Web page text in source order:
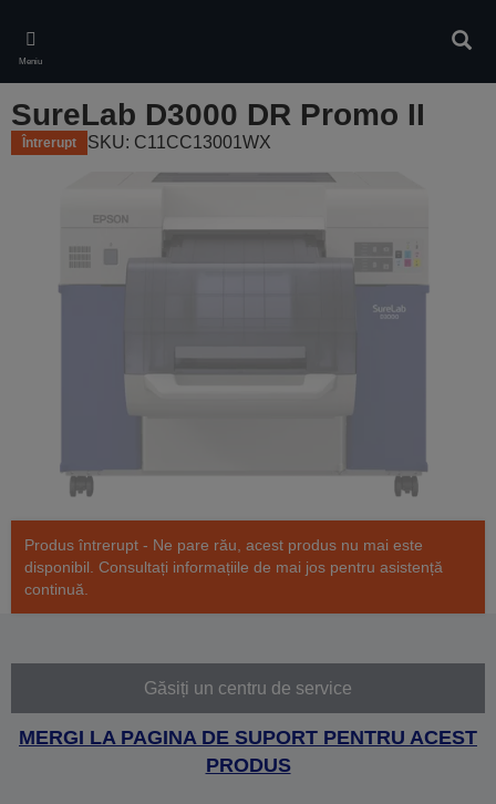
main
content
Meniu
SureLab D3000 DR Promo II
Întrerupt SKU: C11CC13001WX
Produs întrerupt - Ne pare rău, acest produs nu mai este
disponibil. Consultați informațiile de mai jos pentru asistență
continuă.
Găsiți un centru de service
MERGI LA PAGINA DE SUPORT PENTRU ACEST
PRODUS